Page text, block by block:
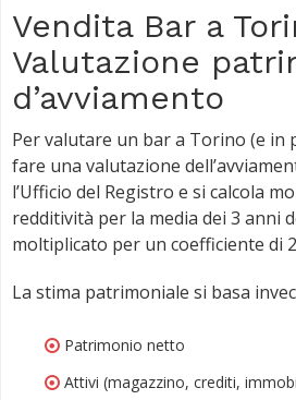
Vendita Bar a
Valutazione
d’avviamento
Per valutare un bar a Torino (e in
fare una valutazione
l’Ufficio del Registro e si calcola
redditività per la media dei 3 anni
moltiplicato per un coefficiente di
La stima patrimoniale si basa
Patrimonio netto
Attivi (magazzino, crediti,